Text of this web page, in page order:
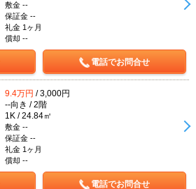
敷金 --
保証金 --
礼金 1ヶ月
償却 --
電話でお問合せ
9.4万円 / 3,000円
--向き / 2階
1K / 24.84㎡
敷金 --
保証金 --
礼金 1ヶ月
償却 --
電話でお問合せ